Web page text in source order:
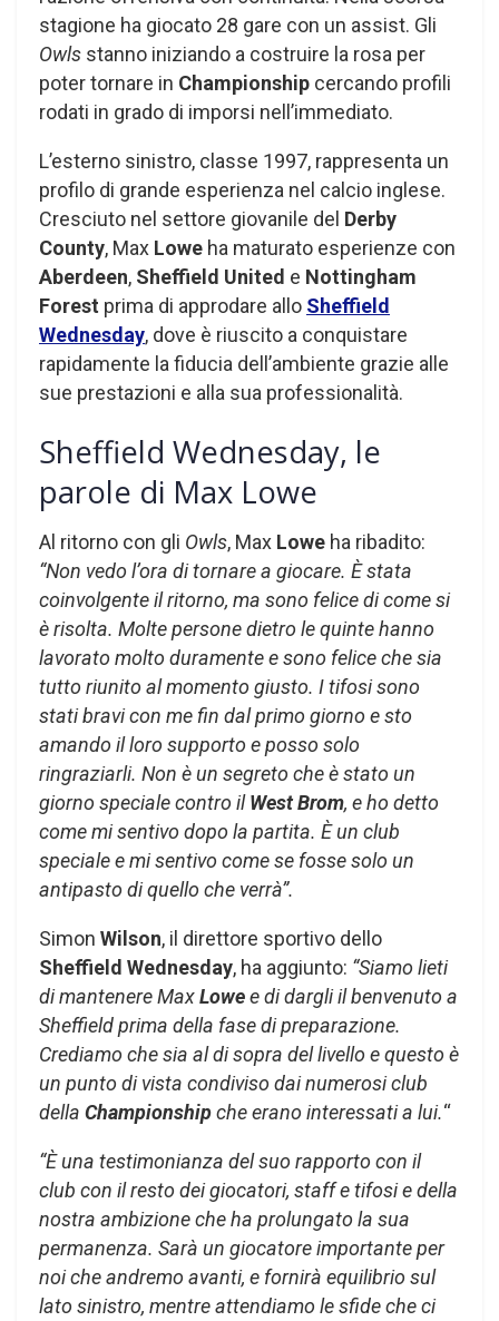
stagione ha giocato 28 gare con un assist. Gli
Owls stanno iniziando a costruire la rosa per
poter tornare in Championship cercando profili
rodati in grado di imporsi nell’immediato.
L’esterno sinistro, classe 1997, rappresenta un
profilo di grande esperienza nel calcio inglese.
Cresciuto nel settore giovanile del Derby
County, Max Lowe ha maturato esperienze con
Aberdeen, Sheffield United e Nottingham
Forest prima di approdare allo Sheffield
Wednesday, dove è riuscito a conquistare
rapidamente la fiducia dell’ambiente grazie alle
sue prestazioni e alla sua professionalità.
Sheffield Wednesday, le
parole di Max Lowe
Al ritorno con gli Owls, Max Lowe ha ribadito:
“Non vedo l’ora di tornare a giocare. È stata
coinvolgente il ritorno, ma sono felice di come si
è risolta. Molte persone dietro le quinte hanno
lavorato molto duramente e sono felice che sia
tutto riunito al momento giusto. I tifosi sono
stati bravi con me fin dal primo giorno e sto
amando il loro supporto e posso solo
ringraziarli. Non è un segreto che è stato un
giorno speciale contro ilWest Brom, e ho detto
come mi sentivo dopo la partita. È un club
speciale e mi sentivo come se fosse solo un
antipasto di quello che verrà”.
Simon Wilson, il direttore sportivo dello
Sheffield Wednesday, ha aggiunto: “Siamo lieti
di mantenere MaxLowee di dargli il benvenuto a
Sheffield prima della fase di preparazione.
Crediamo che sia al di sopra del livello e questo è
un punto di vista condiviso dai numerosi club
della Championshipche erano interessati a lui.“
“È una testimonianza del suo rapporto con il
club con il resto dei giocatori, staff e tifosi e della
nostra ambizione che ha prolungato la sua
permanenza. Sarà un giocatore importante per
noi che andremo avanti, e fornirà equilibrio sul
lato sinistro, mentre attendiamo le sfide che ci